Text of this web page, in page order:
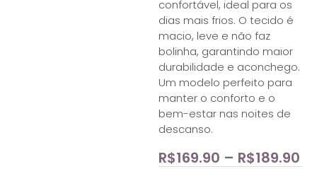
confortável, ideal para os
dias mais frios. O tecido é
macio, leve e não faz
bolinha, garantindo maior
durabilidade e aconchego.
Um modelo perfeito para
manter o conforto e o
bem-estar nas noites de
descanso.
R$169.90 – R$189.90